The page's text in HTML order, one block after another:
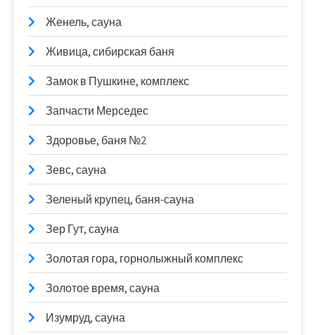
Женель, сауна
Живица, сибирская баня
Замок в Пушкине, комплекс
Запчасти Мерседес
Здоровье, баня №2
Зевс, сауна
Зеленый крупец, баня-сауна
Зер Гут, сауна
Золотая гора, горнолыжный комплекс
Золотое время, сауна
Изумруд, сауна